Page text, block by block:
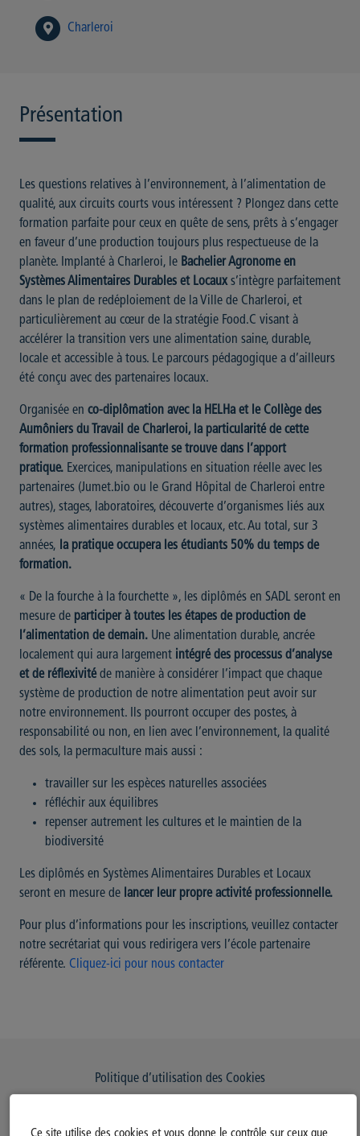
Charleroi
Présentation
Les questions relatives à l’environnement, à l’alimentation de
qualité, aux circuits courts vous intéressent ? Plongez dans cette
formation parfaite pour ceux en quête de sens, prêts à s’engager
en faveur d’une production toujours plus respectueuse de la
planète. Implanté à Charleroi, le Bachelier Agronome en
Systèmes Alimentaires Durables et Locauxs’intègre parfaitement
dans le plan de redéploiement de la Ville de Charleroi, et
particulièrement au cœur de la stratégie Food.C visant à
accélérer la transition vers une alimentation saine, durable,
locale et accessible à tous. Le parcours pédagogique a d’ailleurs
été conçu avec des partenaires locaux.
Organisée en co-diplômation avec la HELHa et le Collège des
Aumôniers du Travail de Charleroi, la particularité de cette
formation professionnalisante se trouve dans l’apport
pratique. Exercices, manipulations en situation réelle avec les
partenaires (Jumet.bio ou le Grand Hôpital de Charleroi entre
autres), stages, laboratoires, découverte d’organismes liés aux
systèmes alimentaires durables et locaux, etc. Au total, sur 3
années, la pratique occupera les étudiants 50% du temps de
formation.
« De la fourche à la fourchette », les diplômés en SADL seront en
mesure de participer à toutes les étapes de production de
l’alimentation de demain. Une alimentation durable, ancrée
localement qui aura largement intégré des processus d’analyse
et de réflexivitéde manière à considérer l’impact que chaque
système de production de notre alimentation peut avoir sur
notre environnement. Ils pourront occuper des postes, à
responsabilité ou non, en lien avec l’environnement, la qualité
des sols, la permaculture mais aussi :
travailler sur les espèces naturelles associées
réfléchir aux équilibres
repenser autrement les cultures et le maintien de la
biodiversité
Les diplômés en Systèmes Alimentaires Durables et Locaux
seront en mesure de lancer leur propre activité professionnelle.
Pour plus d’informations pour les inscriptions, veuillez contacter
notre secrétariat qui vous redirigera vers l’école partenaire
référente. Cliquez-ici pour nous contacter
Politique d’utilisation des Cookies